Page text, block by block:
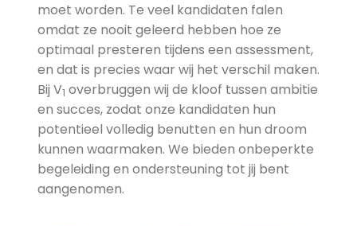
moet worden. Te veel kandidaten falen
omdat ze nooit geleerd hebben hoe ze
optimaal presteren tijdens een assessment,
en dat is precies waar wij het verschil maken.
Bij V1 overbruggen wij de kloof tussen ambitie
en succes, zodat onze kandidaten hun
potentieel volledig benutten en hun droom
kunnen waarmaken. We bieden onbeperkte
begeleiding en ondersteuning tot jij bent
aangenomen.